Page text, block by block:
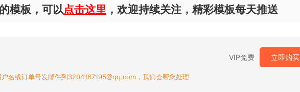
模板，可以点击这里 ，欢迎持续关注，精彩模板每天推送
VIP免费 立即购买
名或订单号发邮件到3204167195@qq.com，我们会帮您处理